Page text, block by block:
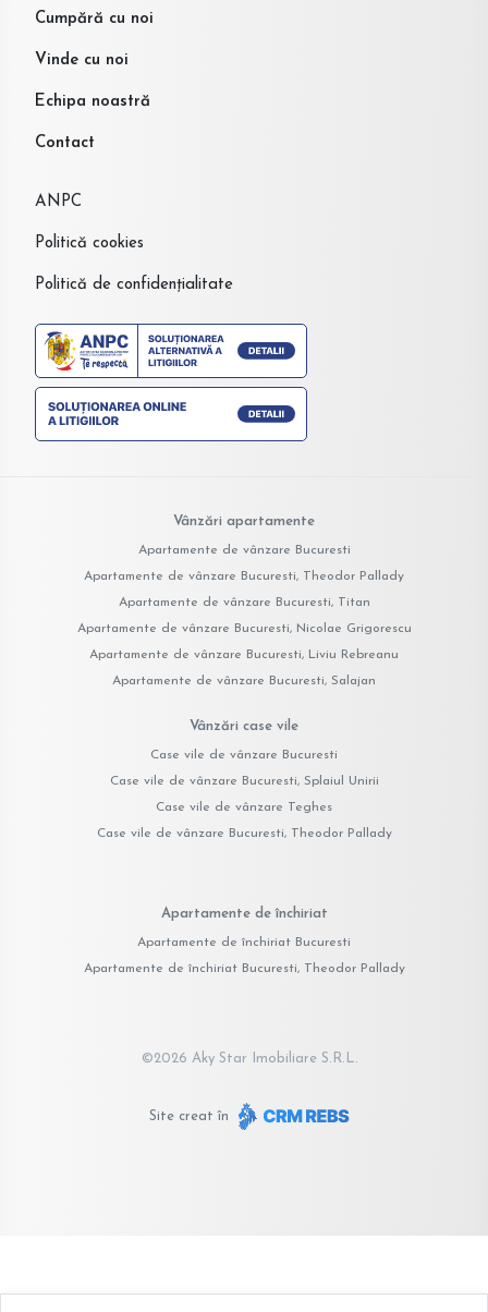
Cumpără cu noi
Vinde cu noi
Echipa noastră
Contact
ANPC
Politică cookies
Politică de confidențialitate
Vânzări apartamente
Apartamente de vânzare Bucuresti
Apartamente de vânzare Bucuresti, Theodor Pallady
Apartamente de vânzare Bucuresti, Titan
Apartamente de vânzare Bucuresti, Nicolae Grigorescu
Apartamente de vânzare Bucuresti, Liviu Rebreanu
Apartamente de vânzare Bucuresti, Salajan
Vânzări case vile
Case vile de vânzare Bucuresti
Case vile de vânzare Bucuresti, Splaiul Unirii
Case vile de vânzare Teghes
Case vile de vânzare Bucuresti, Theodor Pallady
Apartamente de închiriat
Apartamente de închiriat Bucuresti
Apartamente de închiriat Bucuresti, Theodor Pallady
©2026 Aky Star Imobiliare S.R.L.
Site creat în